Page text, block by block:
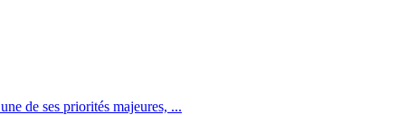
de ses priorités majeures, ...